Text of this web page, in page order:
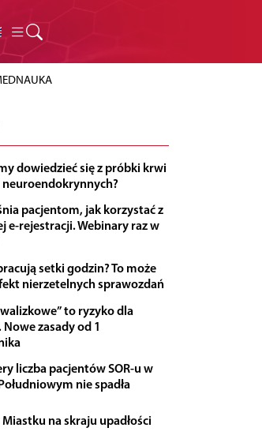
dowiedzieć się z próbki krwi
neuroendokrynnych?
pacjentom, jak korzystać z
e-rejestracji. Webinary raz w
setki godzin? To może
nierzetelnych sprawozdań
to ryzyko dla
zasady od 1
liczba pacjentów SOR-u w
nie spadła
na skraju upadłości